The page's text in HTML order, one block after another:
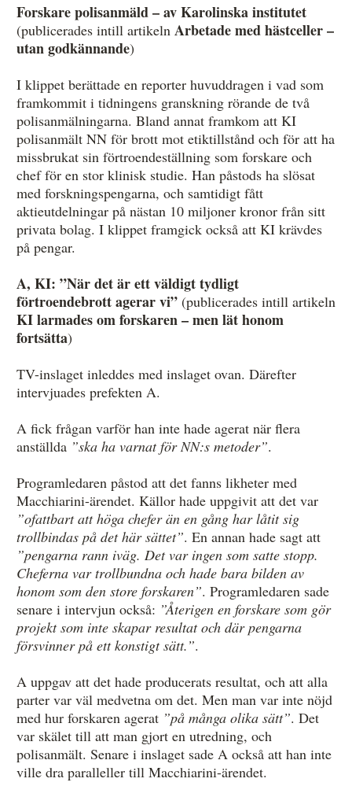
Forskare polisanmäld – av Karolinska institutet
(publicerades intill artikeln Arbetade med hästceller –
utan godkännande)
I klippet berättade en reporter huvuddragen i vad som
framkommit i tidningens granskning rörande de två
polisanmälningarna. Bland annat framkom att KI
polisanmält NN för brott mot etiktillstånd och för att ha
missbrukat sin förtroendeställning som forskare och
chef för en stor klinisk studie. Han påstods ha slösat
med forskningspengarna, och samtidigt fått
aktieutdelningar på nästan 10 miljoner kronor från sitt
privata bolag. I klippet framgick också att KI krävdes
på pengar.
A, KI: ”När det är ett väldigt tydligt
förtroendebrott agerar vi” (publicerades intill artikeln
KI larmades om forskaren – men lät honom
fortsätta)
TV-inslaget inleddes med inslaget ovan. Därefter
intervjuades prefekten A.
A fick frågan varför han inte hade agerat när flera
anställda ”ska ha varnat för NN:s metoder”.
Programledaren påstod att det fanns likheter med
Macchiarini-ärendet. Källor hade uppgivit att det var
”ofattbart att höga chefer än en gång har låtit sig
trollbindas på det här sättet”. En annan hade sagt att
”pengarna rann iväg. Det var ingen som satte stopp.
Cheferna var trollbundna och hade bara bilden av
honom som den store forskaren”. Programledaren sade
senare i intervjun också: ”Återigen en forskare som gör
projekt som inte skapar resultat och där pengarna
försvinner på ett konstigt sätt.”.
A uppgav att det hade producerats resultat, och att alla
parter var väl medvetna om det. Men man var inte nöjd
med hur forskaren agerat ”på många olika sätt”. Det
var skälet till att man gjort en utredning, och
polisanmält. Senare i inslaget sade A också att han inte
ville dra paralleller till Macchiarini-ärendet.